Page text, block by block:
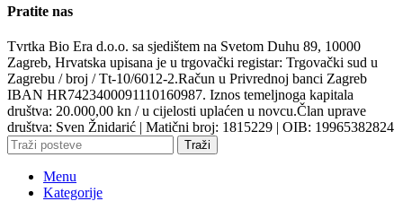
Pratite nas
Tvrtka Bio Era d.o.o. sa sjedištem na Svetom Duhu 89, 10000
Zagreb, Hrvatska upisana je u trgovački registar: Trgovački sud u
Zagrebu / broj / Tt-10/6012-2.Račun u Privrednoj banci Zagreb
IBAN HR7423400091110160987. Iznos temeljnoga kapitala
društva: 20.000,00 kn / u cijelosti uplaćen u novcu.Član uprave
društva: Sven Žnidarić | Matični broj: 1815229 | OIB: 19965382824
Traži
Menu
Kategorije